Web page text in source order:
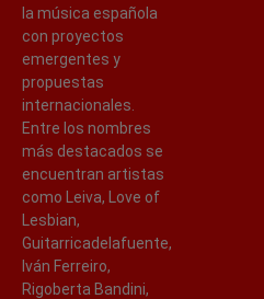
la música española
con proyectos
emergentes y
propuestas
internacionales.
Entre los nombres
más destacados se
encuentran artistas
como Leiva, Love of
Lesbian,
Guitarricadelafuente,
Iván Ferreiro,
Rigoberta Bandini,